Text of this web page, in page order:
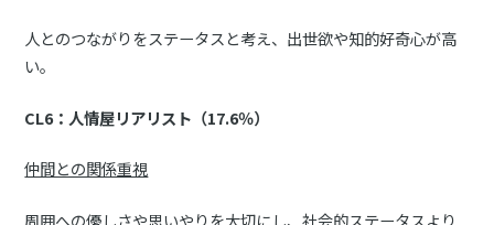
人とのつながりをステータスと考え、出世欲や知的好奇心が高
い。
CL6：人情屋リアリスト（17.6％）
仲間との関係重視
周囲への優しさや思いやりを大切にし、社会的ステータスより